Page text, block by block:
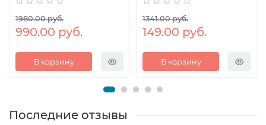
1980.00 руб.
990.00 руб.
В корзину
1341.00 руб.
149.00 руб.
В корзину
Последние отзывы